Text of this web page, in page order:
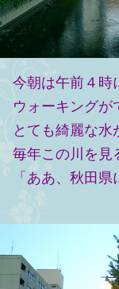
今朝は午前４時
ウォーキングが
とても綺麗な水
毎年この川を見
「ああ、秋田